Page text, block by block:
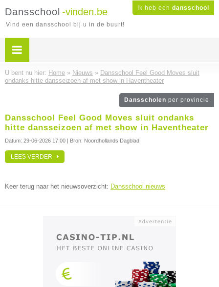
Ik heb een dansschool
Dansschool -vinden.be
Vind een dansschool bij u in de buurt!
U bent nu hier: Home » Nieuws » Dansschool Feel Good Moves sluit
ondanks hitte dansseizoen af met show in Haventheater
Dansscholen per provincie
Dansschool Feel Good Moves sluit ondanks
hitte dansseizoen af met show in Haventheater
Datum: 29-06-2026 17:00 | Bron: Noordhollands Dagblad
LEES VERDER
Keer terug naar het nieuwsoverzicht: Dansschool nieuws